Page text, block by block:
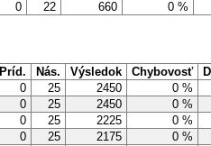
0 22 660 0 %
Príd. Nás. Výsledok Chybovosť
0 25 2450
0 %
0 25 2450
0 %
0 25 2225
0 %
0 25 2175
0 %